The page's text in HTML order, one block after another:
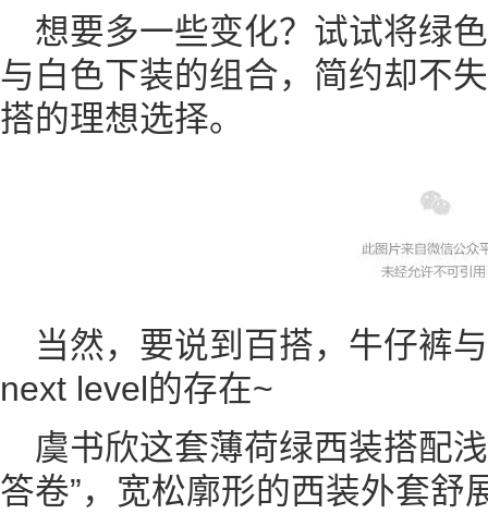
想要多一些变化？试试将绿
与白色下装的组合，简约却不
搭的理想选择。
当然，要说到百搭，牛仔裤
next level的存在~
虞书欣这套薄荷绿西装搭配
答卷”，宽松廓形的西装外套舒